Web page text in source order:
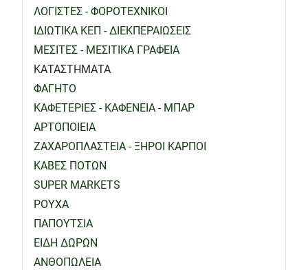
ΛΟΓΙΣΤΕΣ - ΦΟΡΟΤΕΧΝΙΚΟΙ
ΙΔΙΩΤΙΚΑ ΚΕΠ - ΔΙΕΚΠΕΡΑΙΩΣΕΙΣ
ΜΕΣΙΤΕΣ - ΜΕΣΙΤΙΚΑ ΓΡΑΦΕΙΑ
ΚΑΤΑΣΤΗΜΑΤΑ
ΦΑΓΗΤΟ
ΚΑΦΕΤΕΡΙΕΣ - ΚΑΦΕΝΕΙΑ - ΜΠΑΡ
ΑΡΤΟΠΟΙΕΙΑ
ΖΑΧΑΡΟΠΛΑΣΤΕΙΑ - ΞΗΡΟΙ ΚΑΡΠΟΙ
ΚΑΒΕΣ ΠΟΤΩΝ
SUPER MARKETS
ΡΟΥΧΑ
ΠΑΠΟΥΤΣΙΑ
ΕΙΔΗ ΔΩΡΩΝ
ΑΝΘΟΠΩΛΕΙΑ